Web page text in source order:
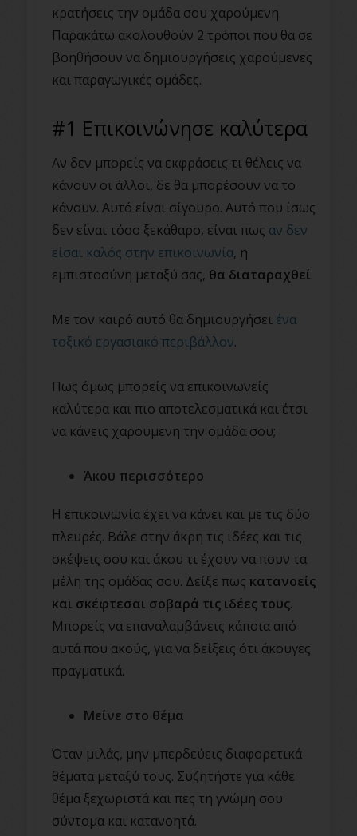
κρατήσεις την ομάδα σου χαρούμενη.
Παρακάτω ακολουθούν 2 τρόποι που θα σε
βοηθήσουν να δημιουργήσεις χαρούμενες
και παραγωγικές ομάδες.
#1 Επικοινώνησε καλύτερα
Αν δεν μπορείς να εκφράσεις τι θέλεις να
κάνουν οι άλλοι, δε θα μπορέσουν να το
κάνουν. Αυτό είναι σίγουρο. Αυτό που ίσως
δεν είναι τόσο ξεκάθαρο, είναι πως αν δεν
είσαι καλός στην επικοινωνία, η
εμπιστοσύνη μεταξύ σας, θα διαταραχθεί.
Με τον καιρό αυτό θα δημιουργήσει ένα
τοξικό εργασιακό περιβάλλον.
Πως όμως μπορείς να επικοινωνείς
καλύτερα και πιο αποτελεσματικά και έτσι
να κάνεις χαρούμενη την ομάδα σου;
Άκου περισσότερο
Η επικοινωνία έχει να κάνει και με τις δύο
πλευρές. Βάλε στην άκρη τις ιδέες και τις
σκέψεις σου και άκου τι έχουν να πουν τα
μέλη της ομάδας σου. Δείξε πως κατανοείς
και σκέφτεσαι σοβαρά τις ιδέες τους.
Μπορείς να επαναλαμβάνεις κάποια από
αυτά που ακούς, για να δείξεις ότι άκουγες
πραγματικά.
Μείνε στο θέμα
Όταν μιλάς, μην μπερδεύεις διαφορετικά
θέματα μεταξύ τους. Συζητήστε για κάθε
θέμα ξεχωριστά και πες τη γνώμη σου
σύντομα και κατανοητά.